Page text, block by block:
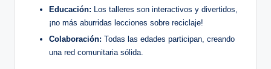
Educación: Los talleres son interactivos y divertidos,
¡no más aburridas lecciones sobre reciclaje!
Colaboración: Todas las edades participan, creando
una red comunitaria sólida.